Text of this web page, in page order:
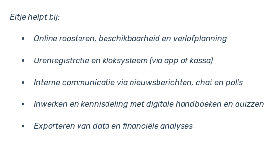
Eitje helpt bij:
Online roosteren, beschikbaarheid en verlofplanning
Urenregistratie en kloksysteem (via app of kassa)
Interne communicatie via nieuwsberichten, chat en polls
Inwerken en kennisdeling met digitale handboeken en quizzen
Exporteren van data en financiële analyses